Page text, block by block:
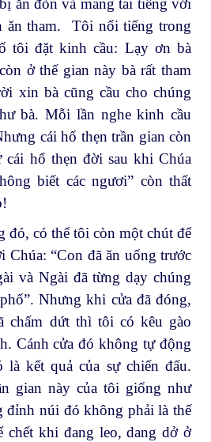
ăn đòn và mang tai tiếng với
ăn tham. Tôi nổi tiếng trong
tôi đặt kinh cầu: Lạy ơn bà
ở thế gian này bà rất tham
xin bà cũng cầu cho chúng
bà. Mỗi lần nghe kinh cầu
cái hổ thẹn trần gian còn
cái hổ thẹn đời sau khi Chúa
biết các ngươi” còn thất
đó, có thể tôi còn một chút để
“Con đã ăn uống trước
và Ngài đã từng dạy chúng
Nhưng khi cửa đã đóng,
chấm dứt thì tôi có kêu gào
Cánh cửa đó không tự động
kết quả của sự chiến đấu.
gian này của tôi giống như
đỉnh núi đó không phải là thế
chết khi đang leo, dang dở ở